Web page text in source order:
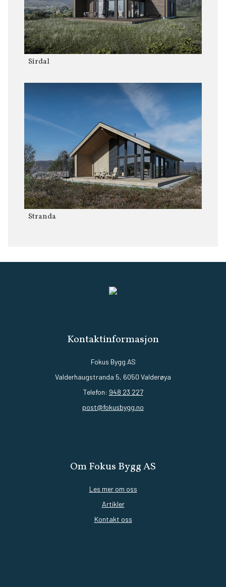
Sirdal
Stranda
Kontaktinformasjon
Fokus Bygg AS
Valderhaugstranda 5, 6050 Valderøya
Telefon: 948 23 227
post@fokusbygg.no
Om Fokus Bygg AS
Les mer om oss
Artikler
Kontakt oss